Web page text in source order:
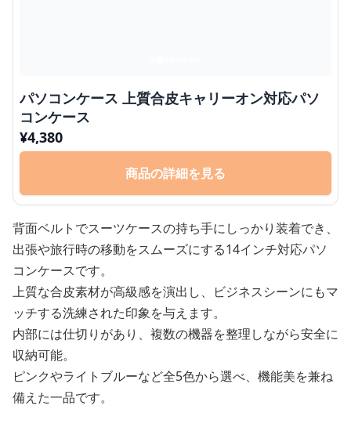
パソコンケース 上質合皮キャリーオン対応パソ
コンケース
¥4,380
商品の詳細を見る
背面ベルトでスーツケースの持ち手にしっかり装着でき、
出張や旅行時の移動をスムーズにする14インチ対応パソ
コンケースです。
上質な合皮素材が高級感を演出し、ビジネスシーンにもマ
ッチする洗練された印象を与えます。
内部には仕切りがあり、複数の機器を整理しながら安全に
収納可能。
ピンクやライトブルーなど全5色から選べ、機能美を兼ね
備えた一品です。